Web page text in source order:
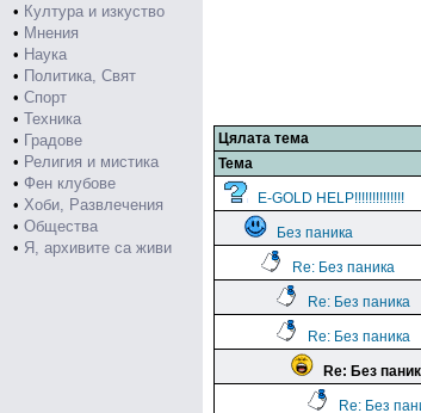
• Култура и изкуство
• Мнения
• Наука
• Политика, Свят
• Спорт
• Техника
• Градове
• Религия и мистика
• Фен клубове
• Хоби, Развлечения
• Общества
• Я, архивите са живи
Цялата тема
Тема
E-GOLD HELP!!!!!!!!!!!!!!
Без паника
Re: Без паника
Re: Без паника
Re: Без паника
Re: Без
Re: Без